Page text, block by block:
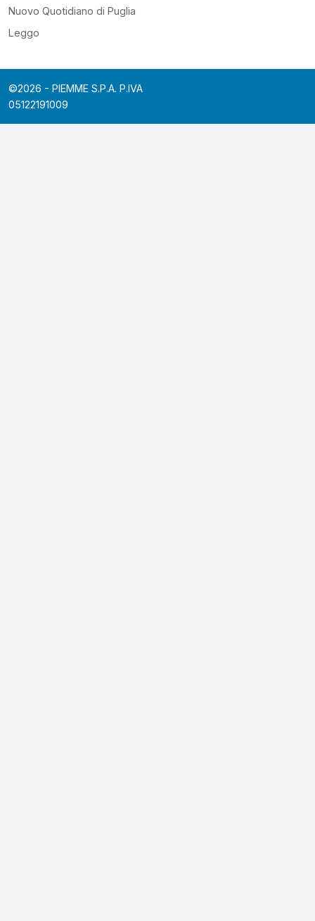
Nuovo Quotidiano di Puglia
Leggo
©2026 - PIEMME S.P.A. P.IVA
05122191009